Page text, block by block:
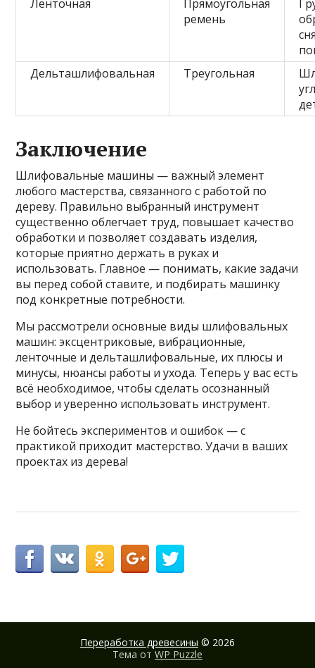
Ленточная
Прямоугольная
ремень
Дельташлифовальная
Треугольная
Заключение
Шлифовальные машины — важный элемент
любого мастерства, связанного с работой по
дереву. Правильно выбранный инструмент
существенно облегчает труд, повышает качество
обработки и позволяет создавать изделия,
которые приятно держать в руках и
использовать. Главное — понимать, какие задачи
вы перед собой ставите, и подбирать машинку
под конкретные потребности.
Мы рассмотрели основные виды шлифовальных
машин: эксцентриковые, вибрационные,
ленточные и дельташлифовальные, их плюсы и
минусы, нюансы работы и ухода. Теперь у вас есть
всё необходимое, чтобы сделать осознанный
выбор и уверенно использовать инструмент.
Не бойтесь экспериментов и ошибок — с
практикой приходит мастерство. Удачи в ваших
проектах из дерева!
Переработка древесины © 2026
Тема от WP Puzzle